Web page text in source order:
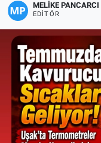
MELIKE PANCARCI
EDITÖR